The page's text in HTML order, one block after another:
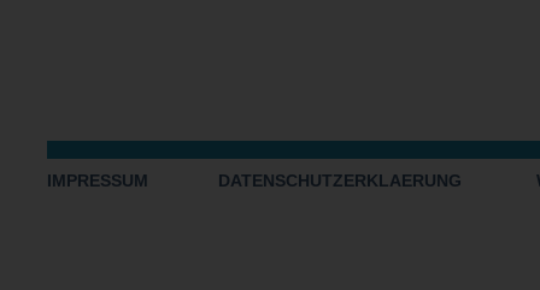
IMPRESSUM DATENSCHUTZERKLAERUNG